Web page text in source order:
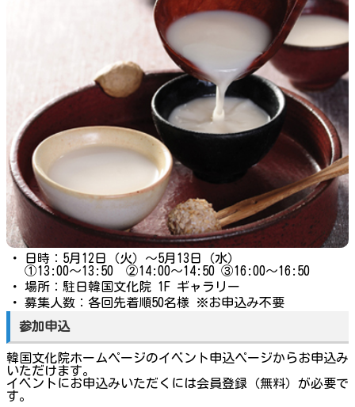
・
日時：5月12日（火）〜5月13日（水）
①13:00〜13:50 ②14:00〜14:50 ③16:00〜16:50
・
場所：駐日韓国文化院 1F ギャラリー
・
募集人数：各回先着順50名様 ※お申込み不要
参加申込
韓国文化院ホームページのイベント申込ページからお申込み
いただけます。
イベントにお申込みいただくには会員登録（無料）が必要で
す。